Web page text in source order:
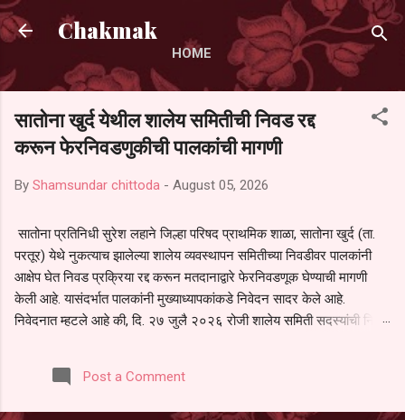
Skip to main content
Chakmak
HOME
सातोना खुर्द येथील शालेय समितीची निवड रद्द
करून फेरनिवडणुकीची पालकांची मागणी
By Shamsundar chittoda - August 05, 2026
सातोना प्रतिनिधी सुरेश लहाने जिल्हा परिषद प्राथमिक शाळा, सातोना खुर्द (ता.
परतूर) येथे नुकत्याच झालेल्या शालेय व्यवस्थापन समितीच्या निवडीवर पालकांनी
आक्षेप घेत निवड प्रक्रिया रद्द करून मतदानाद्वारे फेरनिवडणूक घेण्याची मागणी
केली आहे. यासंदर्भात पालकांनी मुख्याध्यापकांकडे निवेदन सादर केले आहे.
निवेदनात म्हटले आहे की, दि. २७ जुलै २०२६ रोजी शालेय समिती सदस्यांची निवड
पालकांना देण्यात आली नसल्याने मोठ्या संख्येने पालक बैठकीस उपस्थित राहू शकले
नाहीत. तसेच सर्व पालकांना विश्वासात न घेता निवड प्रक्रिया पूर्ण करण्यात
Post a Comment